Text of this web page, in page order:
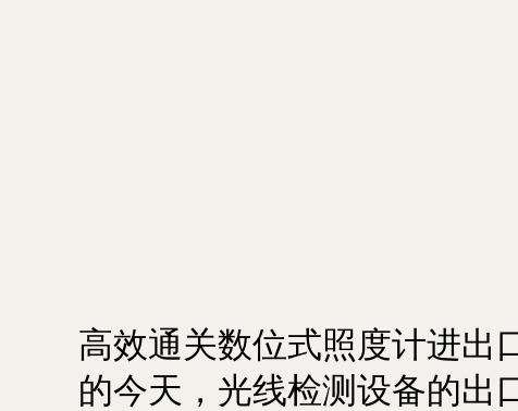
高效通关数位式照度计进
的今天，光线检测设备的出